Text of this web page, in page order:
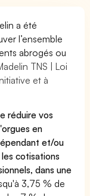
a été
l’ensemble
abrogés ou
TNS | Loi
et à
réduire vos
en
et/ou
cotisations
dans une
3,75 % de